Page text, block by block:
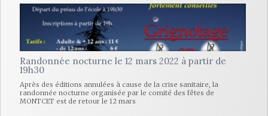
Randonnée nocturne le 12 mars 2022 à partir de
19h30
Après des éditions annulées à cause de la crise sanitaire, la
randonnée nocturne organisée par le comité des fêtes de
MONTCET est de retour le 12 mars